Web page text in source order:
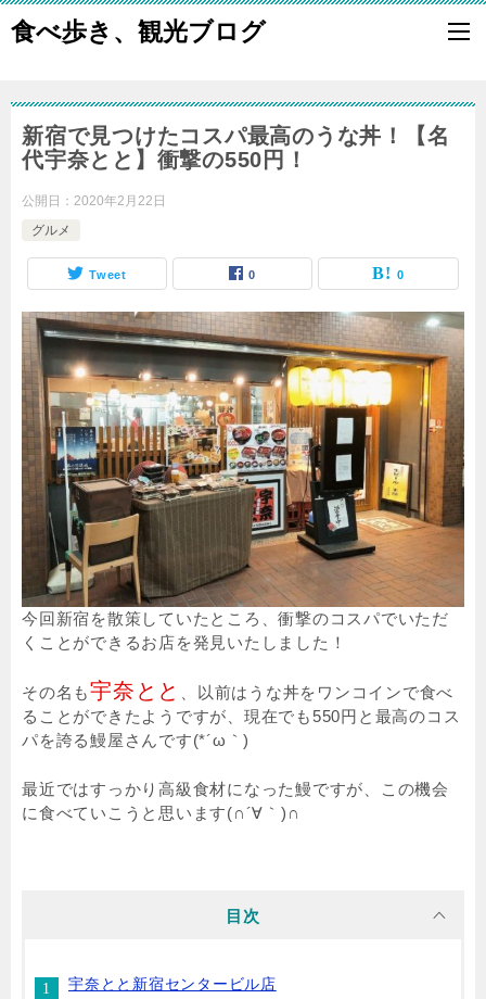
食べ歩き、観光ブログ
新宿で見つけたコスパ最高のうな丼！【名
代宇奈とと】衝撃の550円！
公開日： 2020年2月22日
グルメ
Tweet 0 0
今回新宿を散策していたところ、衝撃のコスパでいただ
くことができるお店を発見いたしました！
その名も宇奈とと 、以前はうな丼をワンコインで食べ
ることができたようですが、現在でも550円と最高のコス
パを誇る鰻屋さんです(*´ω｀)
最近ではすっかり高級食材になった鰻ですが、この機会
に食べていこうと思います(∩´∀｀)∩
目次
宇奈とと新宿センタービル店